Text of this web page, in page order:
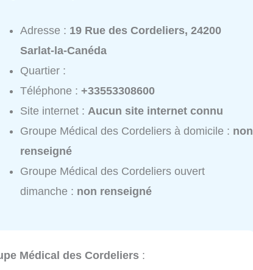
Adresse : 19 Rue des Cordeliers, 24200
Sarlat-la-Canéda
Quartier :
Téléphone :+33553308600
Site internet :Aucun site internet connu
Groupe Médical des Cordeliers à domicile : non
renseigné
Groupe Médical des Cordeliers ouvert
dimanche : non renseigné
Médical des Cordeliers :